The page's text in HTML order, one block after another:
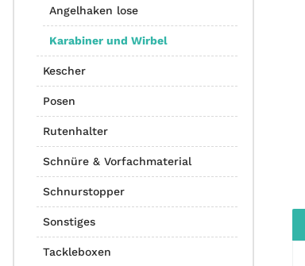
Angelhaken lose
Karabiner und Wirbel
Kescher
Posen
Rutenhalter
Schnüre & Vorfachmaterial
Schnurstopper
Sonstiges
Tackleboxen